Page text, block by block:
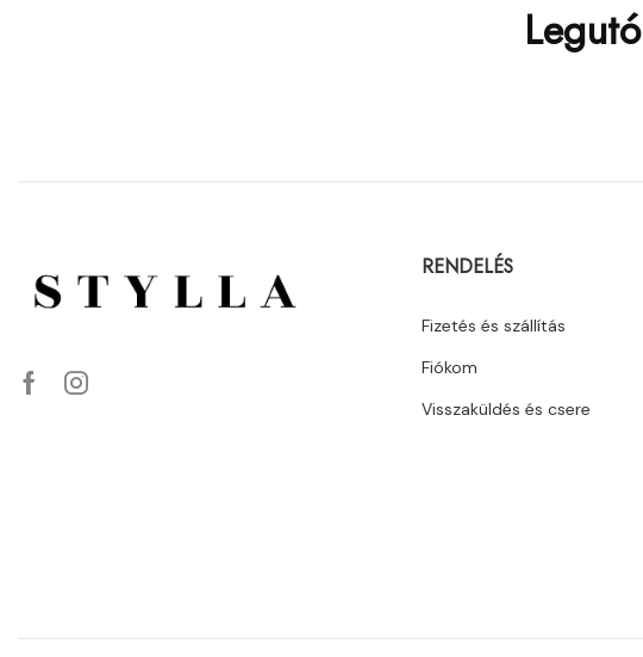
RENDELÉS
Fizetés és szállítás
Fiókom
Visszaküldés és csere